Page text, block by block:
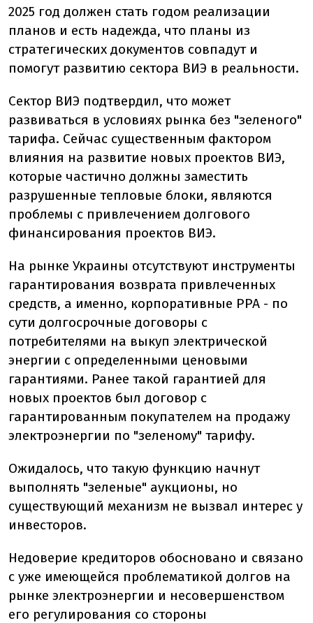
2025 год должен стать годом реализации
планов и есть надежда, что планы из
стратегических документов совпадут и
помогут развитию сектора ВИЭ в реальности.
Сектор ВИЭ подтвердил, что может
развиваться в условиях рынка без "зеленого"
тарифа. Сейчас существенным фактором
влияния на развитие новых проектов ВИЭ,
которые частично должны заместить
разрушенные тепловые блоки, являются
проблемы с привлечением долгового
финансирования проектов ВИЭ.
На рынке Украины отсутствуют инструменты
гарантирования возврата привлеченных
средств, а именно, корпоративные РРА - по
сути долгосрочные договоры с
потребителями на выкуп электрической
энергии с определенными ценовыми
гарантиями. Ранее такой гарантией для
новых проектов был договор с
гарантированным покупателем на продажу
электроэнергии по "зеленому" тарифу.
Ожидалось, что такую функцию начнут
выполнять "зеленые" аукционы, но
существующий механизм не вызвал интерес у
инвесторов.
Недоверие кредиторов обосновано и связано
с уже имеющейся проблематикой долгов на
рынке электроэнергии и несовершенством
его регулирования со стороны